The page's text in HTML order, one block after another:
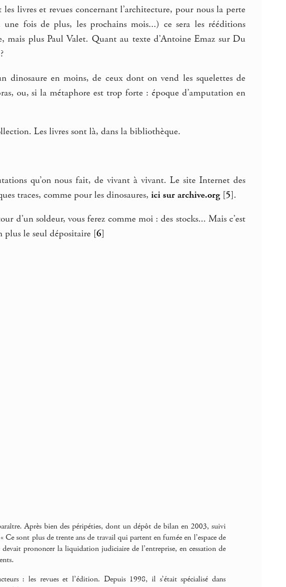
livres et revues concernant l’architecture, pour nous la perte
fois de plus, les prochains mois...) ce sera les rééditions
mais plus Paul Valet. Quant au texte d’Antoine Emaz sur Du
?
dinosaure en moins, de ceux dont on vend les squelettes de
ou, si la métaphore est trop forte : époque d’amputation en
Les livres sont là, dans la bibliothèque.
qu’on nous fait, de vivant à vivant. Le site Internet des
traces, comme pour les dinosaures, ici sur archive.org [5].
d’un soldeur, vous ferez comme moi : des stocks... Mais c’est
le seul dépositaire [6]
Après bien des péripéties, dont un dépôt de bilan en 2003, suivi
sont plus de trente ans de travail qui partent en fumée en l’espace de
prononcer la liquidation judiciaire de l’entreprise, en cessation de
: les revues et l’édition. Depuis 1998, il s’était spécialisé dans